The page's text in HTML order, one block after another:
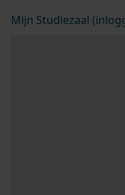
Mijn Studiezaal